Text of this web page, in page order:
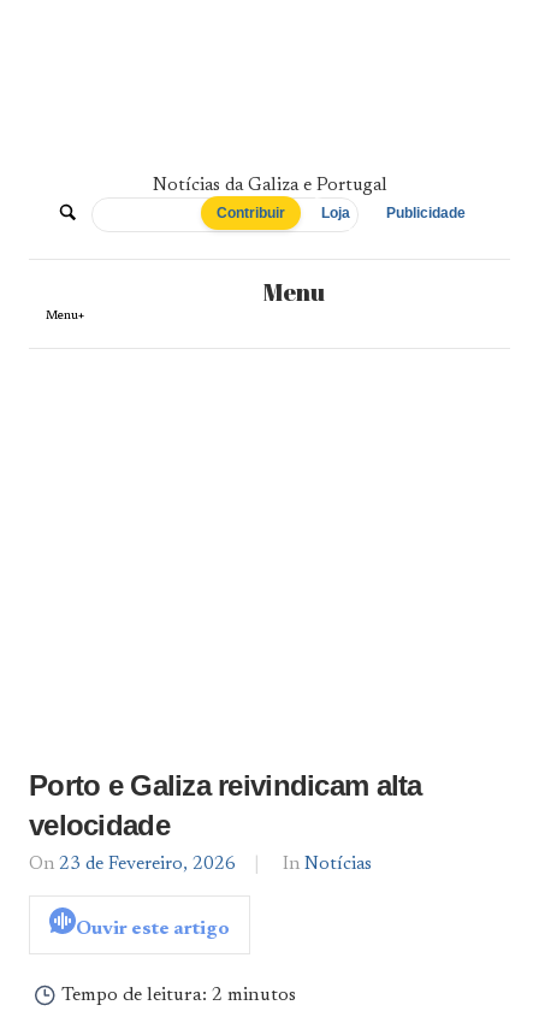
De
Norte
a
Notícias da Galiza e Portugal
Contribuir Loja Publicidade
Menu
Menu+
Porto e Galiza reivindicam alta
velocidade
On 23 de Fevereiro, 2026
By
In Notícias
Ouvir este artigo
Tempo de leitura: 2 minutos